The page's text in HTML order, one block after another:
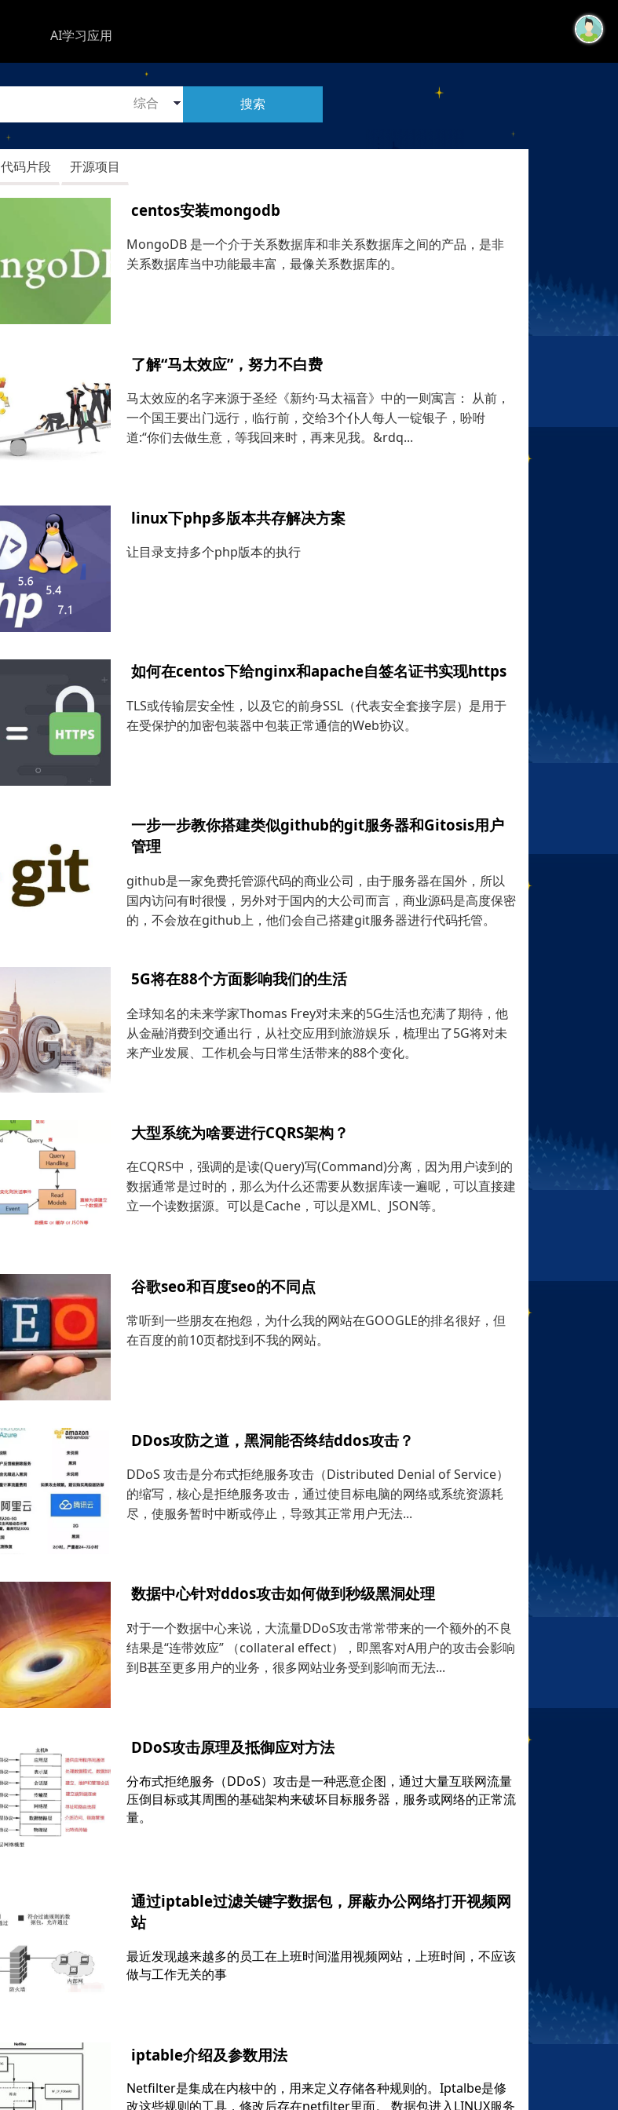
AI学习应用
搜索
代码片段 开源项目
centos安装mongodb
MongoDB 是一个介于关系数据库和非关系数据库之间的产品，是非
关系数据库当中功能最丰富，最像关系数据库的。
了解“马太效应”，努力不白费
马太效应的名字来源于圣经《新约·马太福音》中的一则寓言： 从前，
一个国王要出门远行，临行前，交给3个仆人每人一锭银子，吩咐
道:“你们去做生意，等我回来时，再来见我。&rdq...
linux下php多版本共存解决方案
让目录支持多个php版本的执行
如何在centos下给nginx和apache自签名证书实现https
TLS或传输层安全性，以及它的前身SSL（代表安全套接字层）是用于
在受保护的加密包装器中包装正常通信的Web协议。
一步一步教你搭建类似github的git服务器和Gitosis用户
管理
github是一家免费托管源代码的商业公司，由于服务器在国外，所以
国内访问有时很慢，另外对于国内的大公司而言，商业源码是高度保密
的，不会放在github上，他们会自己搭建git服务器进行代码托管。
5G将在88个方面影响我们的生活
全球知名的未来学家Thomas Frey对未来的5G生活也充满了期待，他
从金融消费到交通出行，从社交应用到旅游娱乐，梳理出了5G将对未
来产业发展、工作机会与日常生活带来的88个变化。
大型系统为啥要进行CQRS架构？
在CQRS中，强调的是读(Query)写(Command)分离，因为用户读到的
数据通常是过时的，那么为什么还需要从数据库读一遍呢，可以直接建
立一个读数据源。可以是Cache，可以是XML、JSON等。
谷歌seo和百度seo的不同点
常听到一些朋友在抱怨，为什么我的网站在GOOGLE的排名很好，但
在百度的前10页都找到不我的网站。
DDos攻防之道，黑洞能否终结ddos攻击？
DDoS 攻击是分布式拒绝服务攻击（Distributed Denial of Service）
的缩写，核心是拒绝服务攻击，通过使目标电脑的网络或系统资源耗
尽，使服务暂时中断或停止，导致其正常用户无法...
数据中心针对ddos攻击如何做到秒级黑洞处理
对于一个数据中心来说，大流量DDoS攻击常常带来的一个额外的不良
结果是“连带效应” （collateral effect），即黑客对A用户的攻击会影响
到B甚至更多用户的业务，很多网站业务受到影响而无法...
DDoS攻击原理及抵御应对方法
分布式拒绝服务（DDoS）攻击是一种恶意企图，通过大量互联网流量
压倒目标或其周围的基础架构来破坏目标服务器，服务或网络的正常流
量。
通过iptable过滤关键字数据包，屏蔽办公网络打开视频网
站
最近发现越来越多的员工在上班时间滥用视频网站，上班时间，不应该
做与工作无关的事
iptable介绍及参数用法
Netfilter是集成在内核中的，用来定义存储各种规则的。Iptalbe是修
改这些规则的工具，修改后存在netfilter里面。 数据包进入LINUX服务